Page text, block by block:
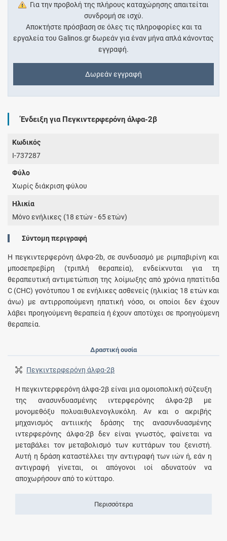
Για την προβολή της πλήρους καταχώρησης απαιτείται
συνδρομή σε ισχύ.
Αποκτήστε πρόσβαση σε όλες τις πληροφορίες και τα
εργαλεία του Galinos.gr δωρεάν για έναν μήνα απλά κάνοντας
εγγραφή.
Δωρεάν εγγραφή
Ένδειξη για Πεγκιντερφερόνη άλφα-2β
Κωδικός
I-737287
Φύλο
Χωρίς διάκριση φύλου
Ηλικία
Μόνο ενήλικες (18 ετών - 65 ετών)
Σύντομη περιγραφή
Η πεγκιντερφερόνη άλφα-2b, σε συνδυασμό με ριμπαβιρίνη και
μποσεπρεβίρη (τριπλή θεραπεία), ενδείκνυται για τη
θεραπευτική αντιμετώπιση της λοίμωξης από χρόνια ηπατίτιδα
C (CHC) γονότυπου 1 σε ενήλικες ασθενείς (ηλικίας 18 ετών και
άνω) με αντιρροπούμενη ηπατική νόσο, οι οποίοι δεν έχουν
λάβει προηγούμενη θεραπεία ή έχουν αποτύχει σε προηγούμενη
θεραπεία.
Δραστική ουσία
Πεγκιντερφερόνη άλφα-2β
Η πεγκιντερφερόνη άλφα-2β είναι μια ομοιοπολική σύζευξη
της ανασυνδυασμένης ιντερφερόνης άλφα-2β με
μονομεθόξυ πολυαιθυλενογλυκόλη. Αν και ο ακριβής
μηχανισμός αντιιικής δράσης της ανασυνδυασμένης
ιντερφερόνης άλφα-2β δεν είναι γνωστός, φαίνεται να
μεταβάλει τον μεταβολισμό των κυττάρων του ξενιστή.
Αυτή η δράση καταστέλλει την αντιγραφή των ιών ή, εάν η
αντιγραφή γίνεται, οι απόγονοι ιοί αδυνατούν να
αποχωρήσουν από το κύτταρο.
Περισσότερα